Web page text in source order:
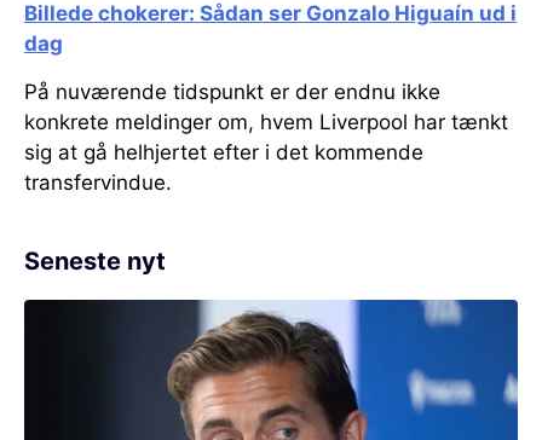
Billede chokerer: Sådan ser Gonzalo Higuaín ud i
dag
På nuværende tidspunkt er der endnu ikke
konkrete meldinger om, hvem Liverpool har tænkt
sig at gå helhjertet efter i det kommende
transfervindue.
Seneste nyt